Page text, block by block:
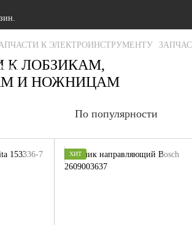
К ЭЛЕКТРОИНСТРУМЕНТУ
К ЛОБЗИКАМ,
И НОЖНИЦАМ
По популярности
ХИТ